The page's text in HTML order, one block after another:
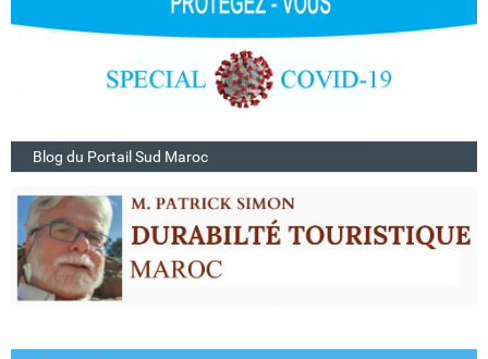
Blog du Portail Sud Maroc